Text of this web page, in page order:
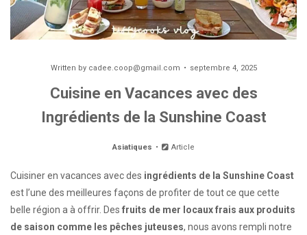
Written by cadee.coop@gmail.com septembre 4, 2025
Cuisine en Vacances avec des
Ingrédients de la Sunshine Coast
Asiatiques Article
Cuisiner en vacances avec des ingrédients de la Sunshine Coast
est l’une des meilleures façons de profiter de tout ce que cette
belle région a à offrir. Des fruits de mer locaux frais aux produits
de saison comme les pêches juteuses, nous avons rempli notre